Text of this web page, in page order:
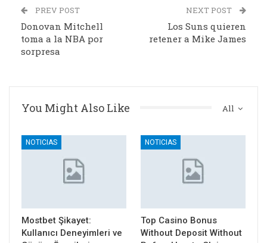
PREV POST
Donovan Mitchell
toma a la NBA por
sorpresa
NEXT POST
Los Suns quieren
retener a Mike James
All
You Might Also Like
NOTICIAS
Mostbet Şikayet:
Kullanıcı Deneyimleri ve
NOTICIAS
Top Casino Bonus
Without Deposit Without